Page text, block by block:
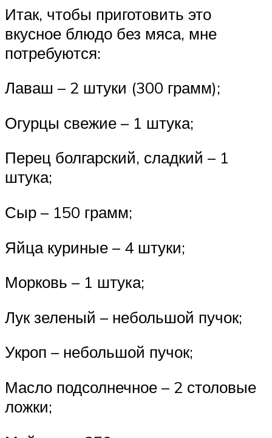
Итак, чтобы приготовить это
вкусное блюдо без мяса, мне
потребуются:
Лаваш – 2 штуки (300 грамм);
Огурцы свежие – 1 штука;
Перец болгарский, сладкий – 1
штука;
Сыр – 150 грамм;
Яйца куриные – 4 штуки;
Морковь – 1 штука;
Лук зеленый – небольшой пучок;
Укроп – небольшой пучок;
Масло подсолнечное – 2 столовые
ложки;